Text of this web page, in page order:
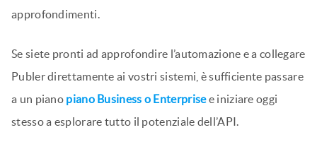
Accesso e disponibilità
L’API di Publer è ora ufficialmente disponibile per tutti i
clienti Business ed Enterprise
Se siete in uno di questi
piani, potete iniziare a cucinare.
Che si tratti della gestione di un singolo marchio con